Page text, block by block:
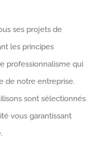
ses projets de
les principes
professionnalisme qui
de notre entreprise.
sont sélectionnés
vous garantissant